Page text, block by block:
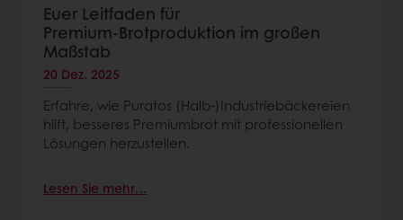
Euer Leitfaden für
Premium‑Brotproduktion im großen
Maßstab
20 Dez. 2025
Erfahre, wie Puratos (Halb-)Industriebäckereien
hilft, besseres Premiumbrot mit professionellen
Lösungen herzustellen.
Lesen Sie mehr…